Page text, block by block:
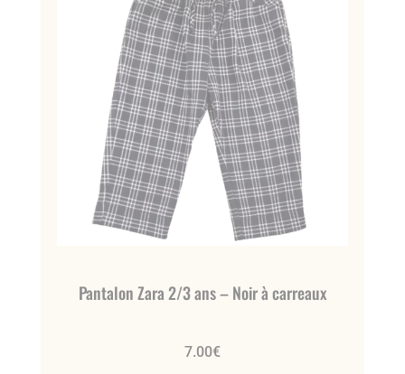
Pantalon Zara 2/3 ans – Noir à carreaux
7.00€